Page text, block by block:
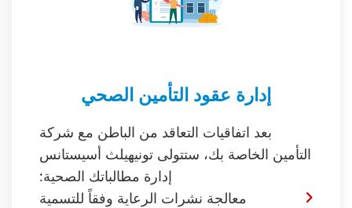
إدارة عقود التأمين الصحي
بعد اتفاقيات التعاقد من الباطن مع شركة
التأمين الخاصة بك، ستتولى تونيهيلث أسيستانس
إدارة مطالباتك الصحية:
معالجة نشرات الرعاية وفقاً للتسمية